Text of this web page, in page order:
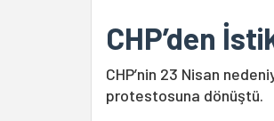
CHP’den
CHP’nin 23 Nisan
protestosuna dönüştü.